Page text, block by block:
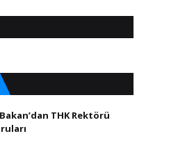
THK Rektörü